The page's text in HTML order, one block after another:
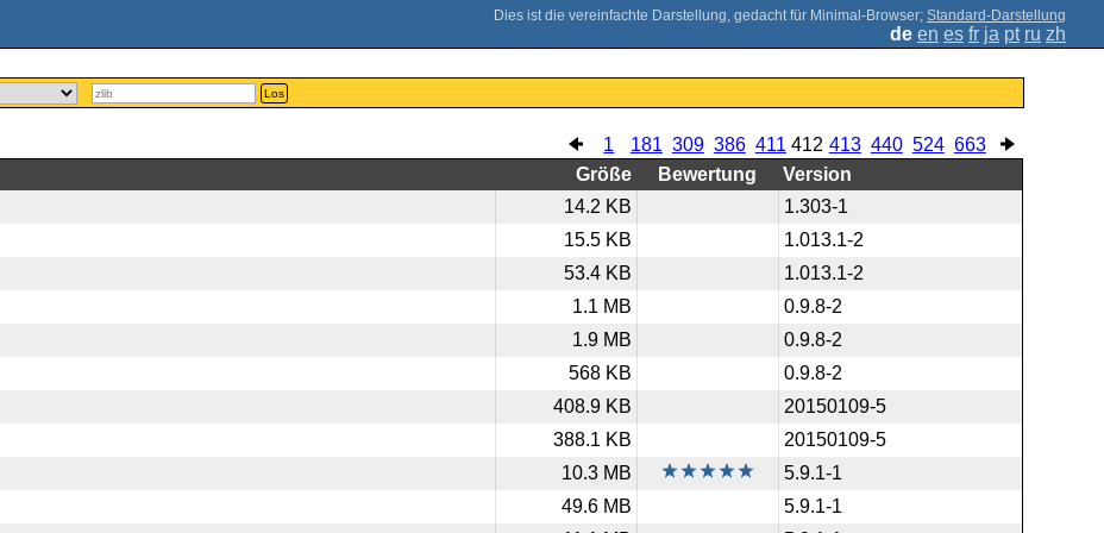
; Standard-Darstellung
de en es fr ja pt ru zh
Los
1 181 309 386 411 412 413 440 524 663
Größe Bewertung
Version
14.2 KB
1.303-1
15.5 KB
1.013.1-2
53.4 KB
1.013.1-2
1.1 MB
0.9.8-2
1.9 MB
0.9.8-2
568 KB
0.9.8-2
408.9 KB
20150109-5
388.1 KB
20150109-5
10.3 MB
5.9.1-1
49.6 MB
5.9.1-1